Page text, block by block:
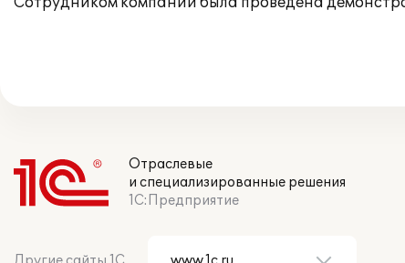
Отраслевые
и специализированные решения
1С:Предприятие